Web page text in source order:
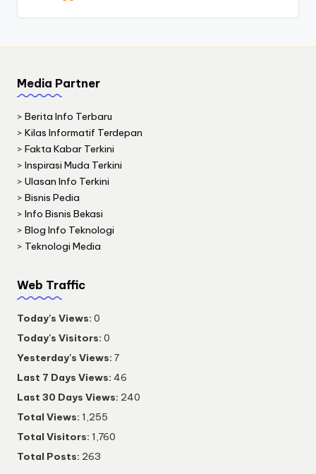
Media Partner
> Berita Info Terbaru
> Kilas Informatif Terdepan
> Fakta Kabar Terkini
> Inspirasi Muda Terkini
> Ulasan Info Terkini
> Bisnis Pedia
> Info Bisnis Bekasi
> Blog Info Teknologi
> Teknologi Media
Web Traffic
Today's Views: 0
Today's Visitors: 0
Yesterday's Views: 7
Last 7 Days Views: 46
Last 30 Days Views: 240
Total Views: 1,255
Total Visitors: 1,760
Total Posts: 263